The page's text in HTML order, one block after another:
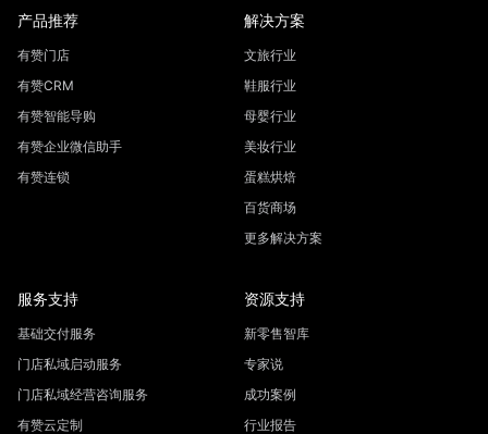
产品推荐
有赞门店
有赞CRM
有赞智能导购
有赞企业微信助手
有赞连锁
解决方案
文旅行业
鞋服行业
母婴行业
美妆行业
蛋糕烘焙
百货商场
更多解决方案
服务支持
基础交付服务
门店私域启动服务
门店私域经营咨询服务
有赞云定制
资源支持
新零售智库
专家说
成功案例
行业报告